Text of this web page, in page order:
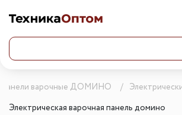
Панели варочные ДОМИНО
Электрическая варочная панель домино